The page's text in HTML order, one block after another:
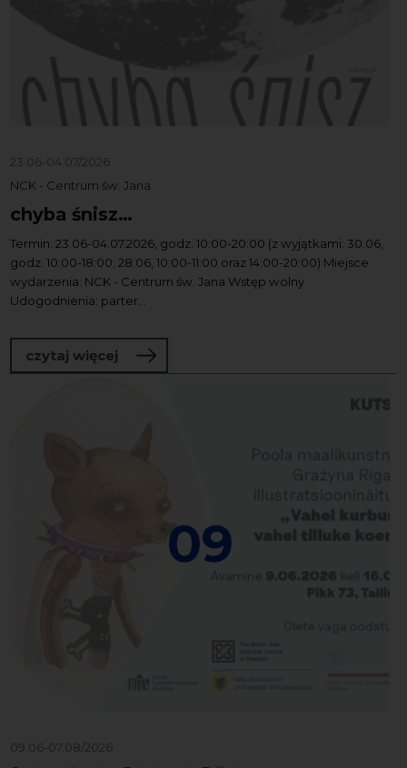
23.06-04.07/2026
NCK - Centrum św. Jana
chyba śnisz…
Termin: 23.06-04.07.2026, godz. 10:00-20:00 (z wyjątkami: 30.06,
godz. 10:00-18:00; 28.06, 10:00-11:00 oraz 14:00-20:00) Miejsce
wydarzenia: NCK - Centrum św. Jana Wstęp wolny
Udogodnienia: parter...
czytaj więcej o chyba śnisz…
09
09.06-07.08/2026